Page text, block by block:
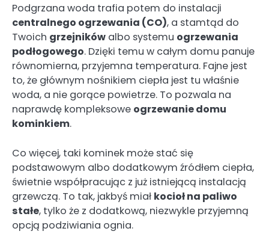
Podgrzana woda trafia potem do instalacji
centralnego ogrzewania (CO), a stamtąd do
Twoich grzejników albo systemu ogrzewania
podłogowego. Dzięki temu w całym domu panuje
równomierna, przyjemna temperatura. Fajne jest
to, że głównym nośnikiem ciepła jest tu właśnie
woda, a nie gorące powietrze. To pozwala na
naprawdę kompleksowe ogrzewanie domu
kominkiem.
Co więcej, taki kominek może stać się
podstawowym albo dodatkowym źródłem ciepła,
świetnie współpracując z już istniejącą instalacją
grzewczą. To tak, jakbyś miał kocioł na paliwo
stałe, tylko że z dodatkową, niezwykle przyjemną
opcją podziwiania ognia.